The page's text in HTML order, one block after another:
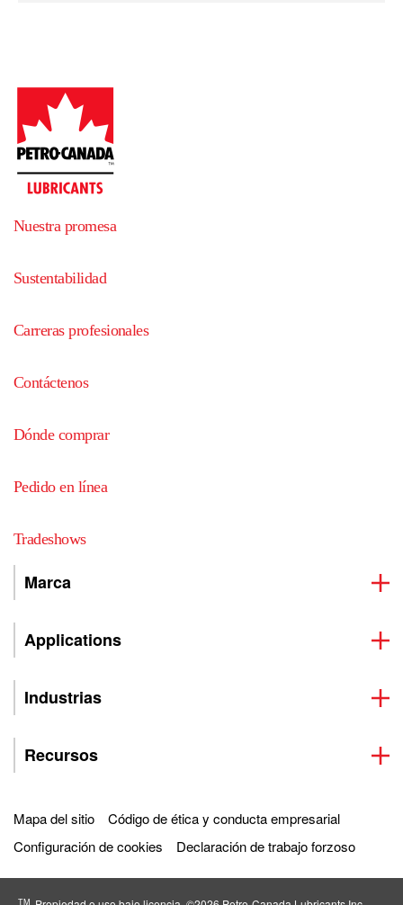
Nuestra promesa
Sustentabilidad
Carreras profesionales
Contáctenos
Dónde comprar
Pedido en línea
Tradeshows
Marca
Applications
Industrias
Recursos
Mapa del sitio
Código de ética y conducta empresarial
Configuración de cookies
Declaración de trabajo forzoso
TM